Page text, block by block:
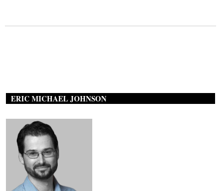
ERIC MICHAEL JOHNSON